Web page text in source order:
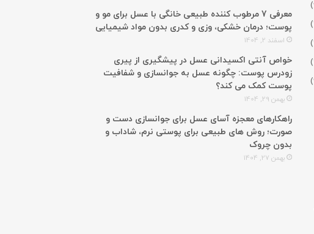
معرفی 7 مرطوب کننده طبیعی خانگی با عسل برای مو و
پوست؛ درمان خشکی، وزی و کدری بدون مواد شیمیایی
اسفند 2, 1404
خواص آنتی اکسیدانی عسل در پیشگیری از پیری
زودرس پوست: چگونه عسل به جوانسازی و شفافیت
پوست کمک می کند؟
بهمن 29, 1404
راهکارهای معجزه آسای عسل برای جوانسازی دست و
صورت؛ روش های طبیعی برای پوستی نرم، شاداب و
بدون چروک
بهمن 27, 1404